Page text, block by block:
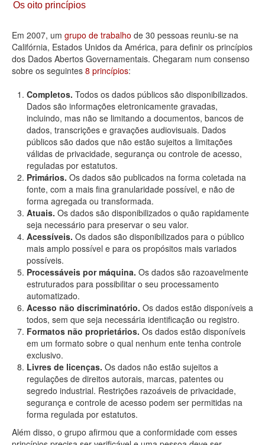
Os oito princípios
Em 2007, um grupo de trabalho de 30 pessoas reuniu-se na
Califórnia, Estados Unidos da América, para definir os princípios
dos Dados Abertos Governamentais. Chegaram num consenso
sobre os seguintes 8 princípios:
Completos. Todos os dados públicos são disponibilizados.
Dados são informações eletronicamente gravadas,
incluindo, mas não se limitando a documentos, bancos de
dados, transcrições e gravações audiovisuais. Dados
públicos são dados que não estão sujeitos a limitações
válidas de privacidade, segurança ou controle de acesso,
reguladas por estatutos.
Primários. Os dados são publicados na forma coletada na
fonte, com a mais fina granularidade possível, e não de
forma agregada ou transformada.
Atuais. Os dados são disponibilizados o quão rapidamente
seja necessário para preservar o seu valor.
Acessíveis. Os dados são disponibilizados para o público
mais amplo possível e para os propósitos mais variados
possíveis.
Processáveis por máquina. Os dados são razoavelmente
estruturados para possibilitar o seu processamento
automatizado.
Acesso não discriminatório. Os dados estão disponíveis a
todos, sem que seja necessária identificação ou registro.
Formatos não proprietários. Os dados estão disponíveis
em um formato sobre o qual nenhum ente tenha controle
exclusivo.
Livres de licenças. Os dados não estão sujeitos a
regulações de direitos autorais, marcas, patentes ou
segredo industrial. Restrições razoáveis de privacidade,
segurança e controle de acesso podem ser permitidas na
forma regulada por estatutos.
Além disso, o grupo afirmou que a conformidade com esses